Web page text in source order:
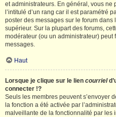
et administrateurs. En général, vous ne
l’intitulé d’un rang car il est paramétré
poster des messages sur le forum dans
supérieur. Sur la plupart des forums,
modérateur (ou un administrateur)
messages.
Haut
Lorsque je clique sur le lien courriel
connecter !?
Seuls les membres peuvent s’envoyer
la fonction a été activée par
malveillante de la fonctionnalité par les